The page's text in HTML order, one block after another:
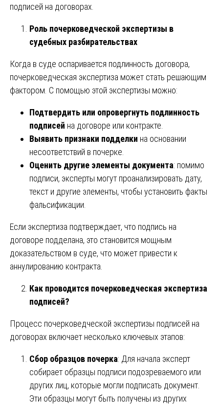
подписей на договорах.
Роль почерковедческой экспертизы в
судебных разбирательствах
Когда в суде оспаривается подлинность договора,
почерковедческая экспертиза может стать решающим
фактором. С помощью этой экспертизы можно:
Подтвердить или опровергнуть подлинность
подписей на договоре или контракте.
Выявить признаки подделки на основании
несоответствий в почерке.
Оценить другие элементы документа: помимо
подписи, эксперты могут проанализировать дату,
текст и другие элементы, чтобы установить факты
фальсификации.
Если экспертиза подтверждает, что подпись на
договоре подделана, это становится мощным
доказательством в суде, что может привести к
аннулированию контракта.
Как проводится почерковедческая экспертиза
подписей?
Процесс почерковедческой экспертизы подписей на
договорах включает несколько ключевых этапов:
Сбор образцов почерка: Для начала эксперт
собирает образцы подписи подозреваемого или
других лиц, которые могли подписать документ.
Эти образцы могут быть получены из других